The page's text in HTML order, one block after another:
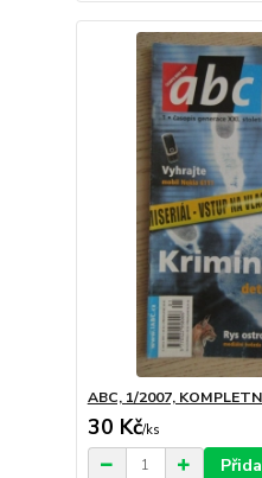
ABC, 1/2007,
30 Kč/ks